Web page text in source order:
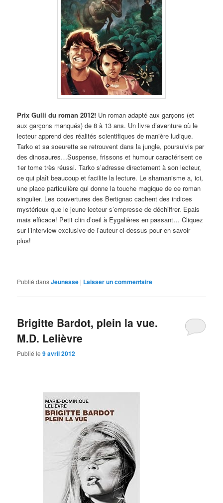
Prix Gulli du roman 2012! Un roman adapté aux garçons (et
aux garçons manqués) de 8 à 13 ans. Un livre d’aventure où le
lecteur apprend des réalités scientifiques de manière ludique.
Tarko et sa soeurette se retrouvent dans la jungle, poursuivis par
des dinosaures…Suspense, frissons et humour caractérisent ce
1er tome très réussi. Tarko s’adresse directement à son lecteur,
ce qui plaît beaucoup et facilite la lecture. Le shamanisme a, ici,
une place particulière qui donne la touche magique de ce roman
singulier. Les couvertures des Bertignac cachent des indices
mystérieux que le jeune lecteur s’empresse de déchiffrer. Epais
mais efficace! Petit clin d’oeil à Eygalières en passant… Cliquez
sur l’interview exclusive de l’auteur ci-dessus pour en savoir
plus!
Publié dansJeunesse | Laisser un commentaire
Brigitte Bardot, plein la vue.
M.D. Lelièvre
Publié le9 avril 2012